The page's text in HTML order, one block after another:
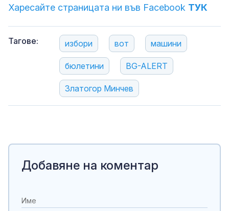
Харесайте страницата ни във Facebook ТУК
Тагове: избори вот машини
бюлетини BG-ALERT
Златогор Минчев
Добавяне на коментар